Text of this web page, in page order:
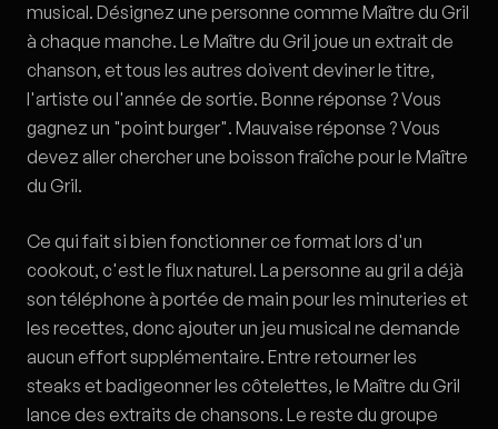
musical. Désignez une personne comme Maître du Gril
à chaque manche. Le Maître du Gril joue un extrait de
chanson, et tous les autres doivent deviner le titre,
l'artiste ou l'année de sortie. Bonne réponse ? Vous
gagnez un "point burger". Mauvaise réponse ? Vous
devez aller chercher une boisson fraîche pour le Maître
du Gril.
Ce qui fait si bien fonctionner ce format lors d'un
cookout, c'est le flux naturel. La personne au gril a déjà
son téléphone à portée de main pour les minuteries et
les recettes, donc ajouter un jeu musical ne demande
aucun effort supplémentaire. Entre retourner les
steaks et badigeonner les côtelettes, le Maître du Gril
lance des extraits de chansons. Le reste du groupe